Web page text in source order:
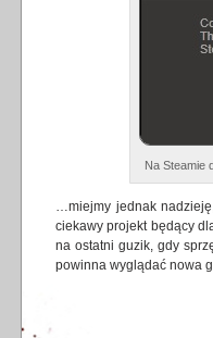
Na Steamie
…miejmy jednak
ciekawy projekt będący
na ostatni guzik, gdy
powinna wyglądać nowa